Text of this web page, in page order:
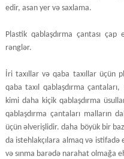
edir, asan yer və saxlama.
Plastik qablaşdırma çantası çap
rənglər.
İri taxıllar və qaba taxıllar üçün
qaba taxıl qablaşdırma
kimi daha kiçik qablaşdırma
qablaşdırma çantaları malların
üçün əlverişlidir. daha böyük bir
da istehlakçılara almaq və
və sınma barədə narahat olmağa